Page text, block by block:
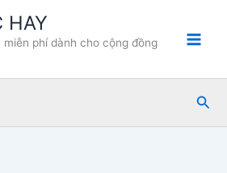
HAY
phí dành cho cộng đồng
Tìm